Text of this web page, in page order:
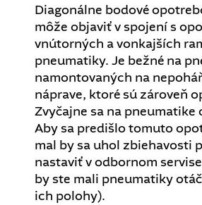
Diagonálne bodové
môže objaviť v spojení s
vnútorných a vonkajších
pneumatiky. Je bežné na
namontovaných na
náprave, ktoré sú zároveň
Zvyčajne sa na pneumatike
Aby sa predišlo tomuto
mal by sa uhol zbiehavosti
nastaviť v odbornom
by ste mali pneumatiky
ich polohy).